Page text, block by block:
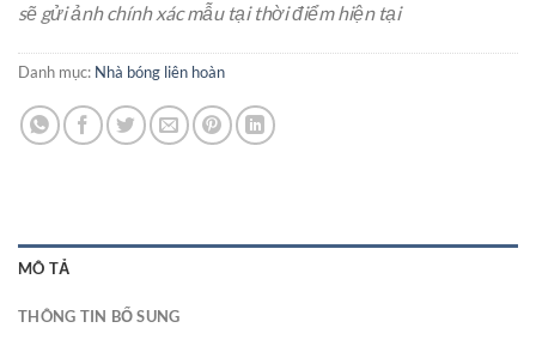
sẽ gửi ảnh chính xác mẫu tại thời điểm hiện tại
Danh mục: Nhà bóng liên hoàn
MÔ TẢ
THÔNG TIN BỔ SUNG